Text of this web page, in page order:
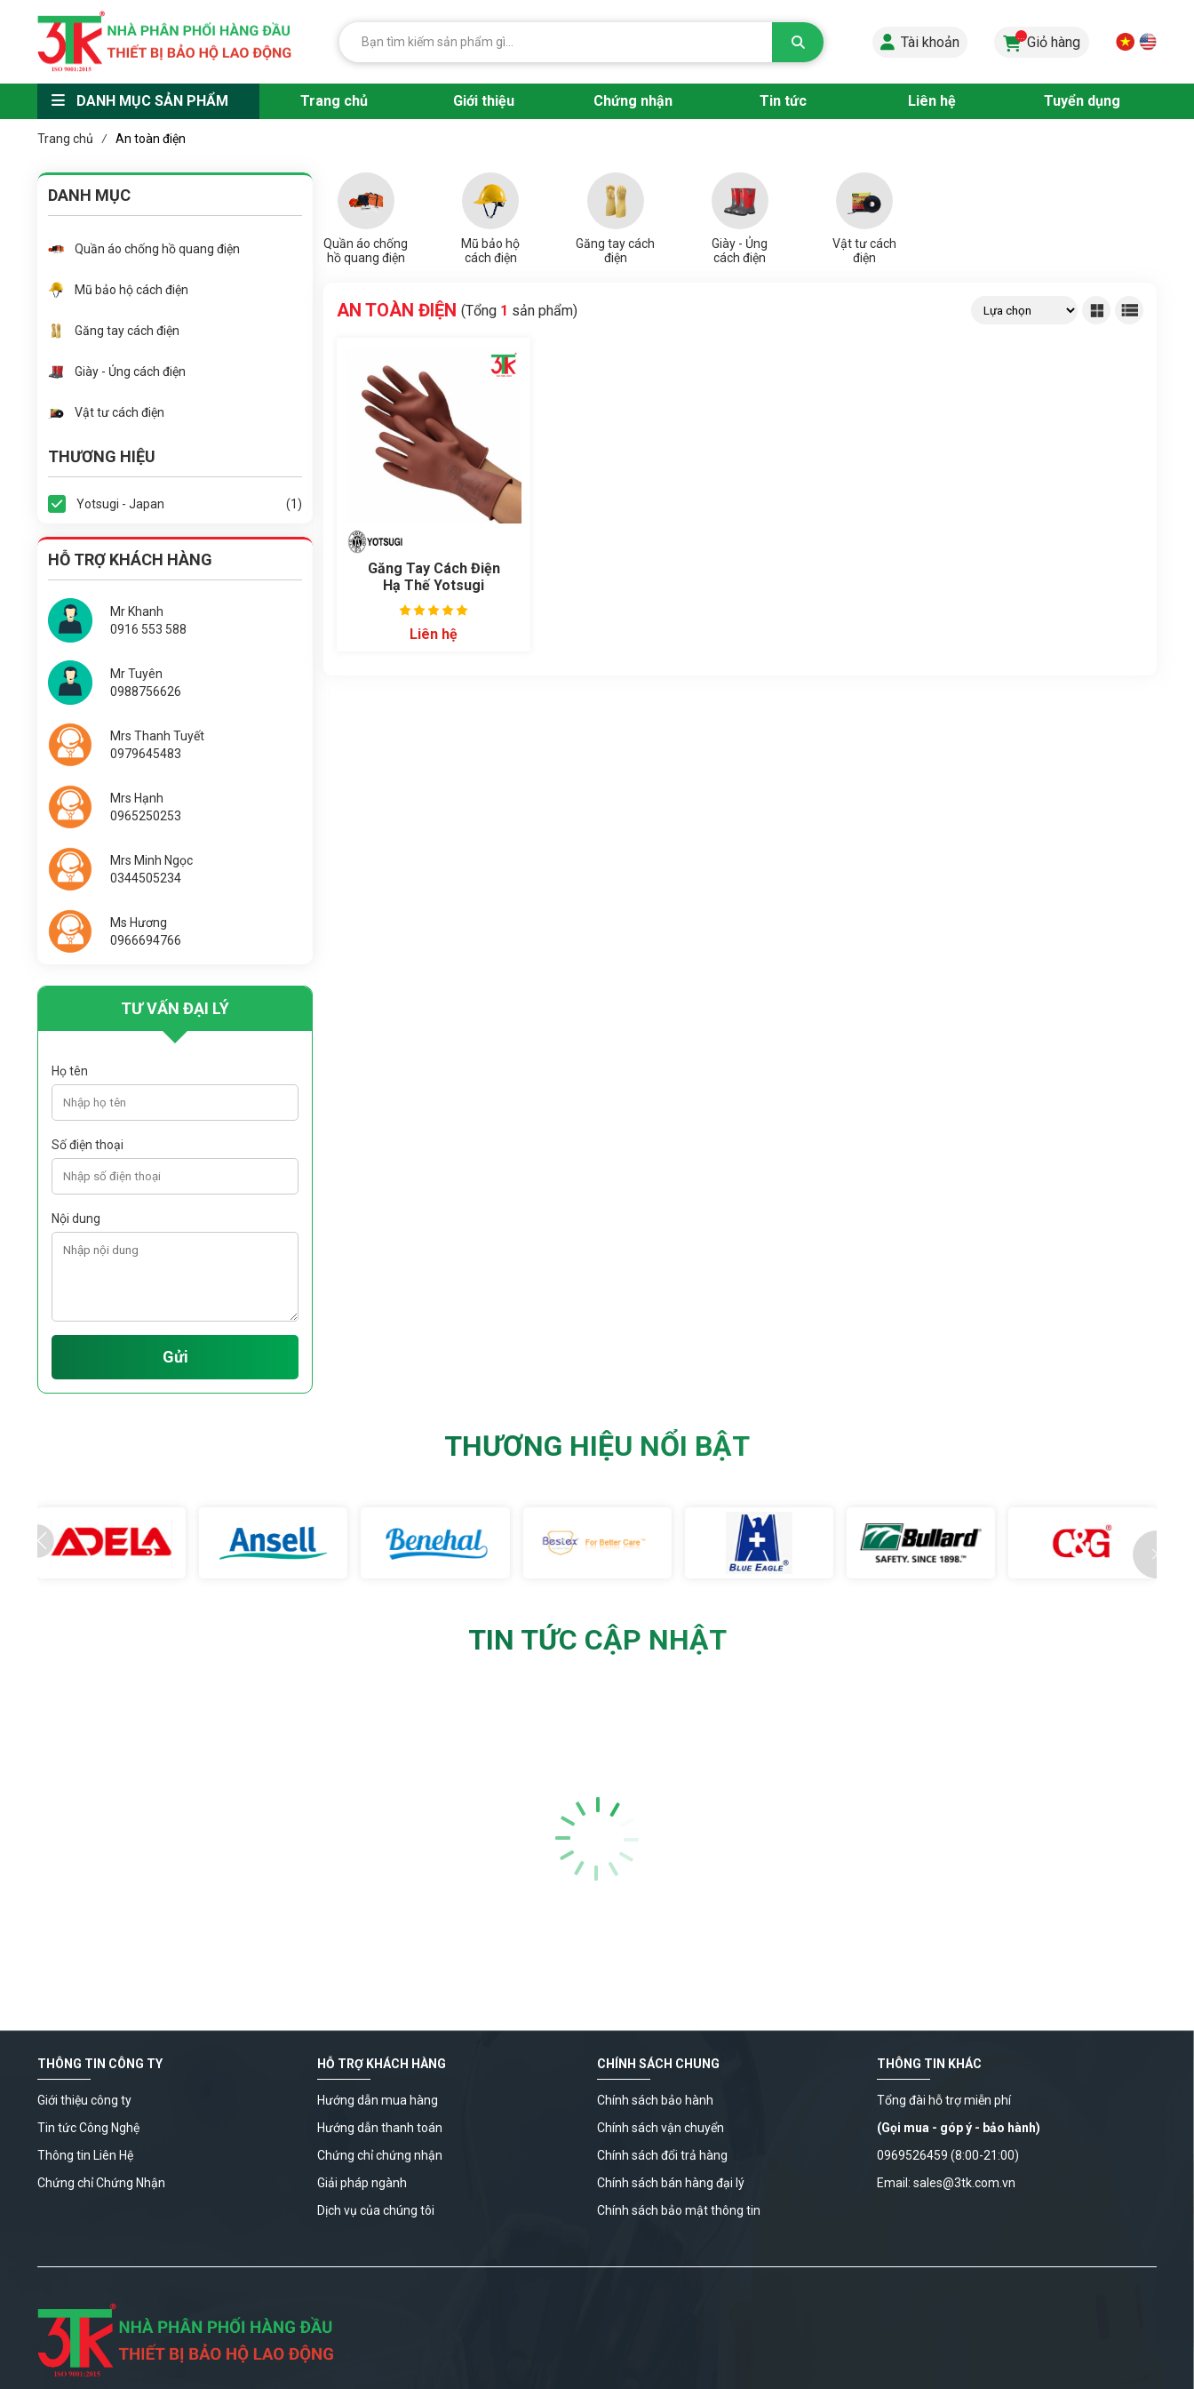
Tài khoản ...Giỏ hàng
DANH MỤC SẢN PHẨM Trang chủ Giới thiệu Chứng nhận Tin tức Liên hệ Tuyển dụng
Trang chủ / An toàn điện
DANH MỤC
Quần áo chống hồ quang điện
Mũ bảo hộ cách điện
Găng tay cách điện
Giày - Ủng cách điện
Vật tư cách điện
THƯƠNG HIỆU
Yotsugi - Japan (1)
HỖ TRỢ KHÁCH HÀNG
Mr Khanh
0916 553 588
Mr Tuyên
0988756626
Mrs Thanh Tuyết
0979645483
Mrs Hạnh
0965250253
Mrs Minh Ngọc
0344505234
Ms Hương
0966694766
TƯ VẤN ĐẠI LÝ
Họ tên
Số điện thoại
Nội dung
Gửi
Quần áo chống
hồ quang điện
Mũ bảo hộ
cách điện
Găng tay cách
điện
Giày - Ủng
cách điện
Vật tư cách
điện
AN TOÀN ĐIỆN (Tổng 1 sản phẩm)
Găng Tay Cách Điện
Hạ Thế Yotsugi
Liên hệ
THƯƠNG HIỆU NỔI BẬT
TIN TỨC CẬP NHẬT
THÔNG TIN CÔNG TY
Giới thiệu công ty
Tin tức Công Nghệ
Thông tin Liên Hệ
Chứng chỉ Chứng Nhận
HỖ TRỢ KHÁCH HÀNG
Hướng dẫn mua hàng
Hướng dẫn thanh toán
Chứng chỉ chứng nhận
Giải pháp ngành
Dịch vụ của chúng tôi
CHÍNH SÁCH CHUNG
Chính sách bảo hành
Chính sách vận chuyển
Chính sách đổi trả hàng
Chính sách bán hàng đại lý
Chính sách bảo mật thông tin
THÔNG TIN KHÁC
Tổng đài hỗ trợ miễn phí
(Gọi mua - góp ý - bảo hành)
0969526459 (8:00-21:00)
Email: sales@3tk.com.vn